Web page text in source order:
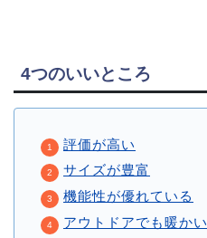
4つのいいところ
評価が高い
サイズが豊富
機能性が優れている
アウトドアでも暖かい